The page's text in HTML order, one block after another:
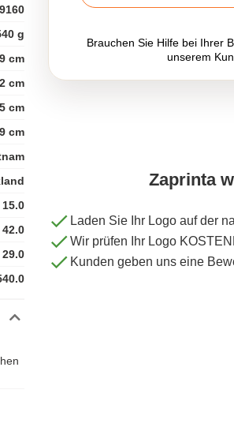
g
cm
cm
cm
cm
15.0
42.0
29.0
Brauchen Sie Hilfe bei Ihrer
unserem
Zaprinta
Laden Sie Ihr Logo auf der
Wir prüfen Ihr Logo
Kunden geben uns eine